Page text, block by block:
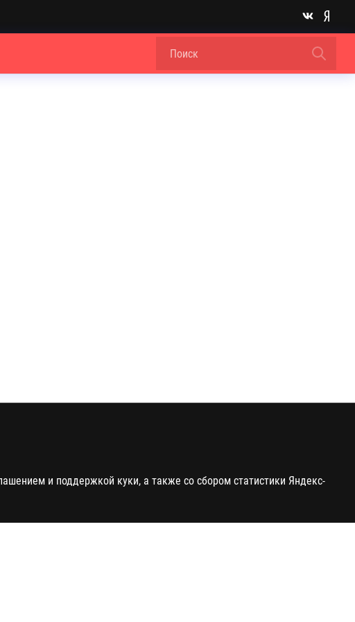
и поддержкой куки, а также со сбором статистики Яндекс-